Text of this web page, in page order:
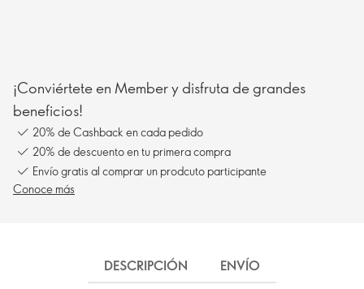
¡Conviértete en Member y disfruta de grandes
beneficios!
20% de Cashback en cada pedido
20% de descuento en tu primera compra
Envío gratis al comprar un prodcuto participante
Conoce más
DESCRIPCIÓN ENVÍO